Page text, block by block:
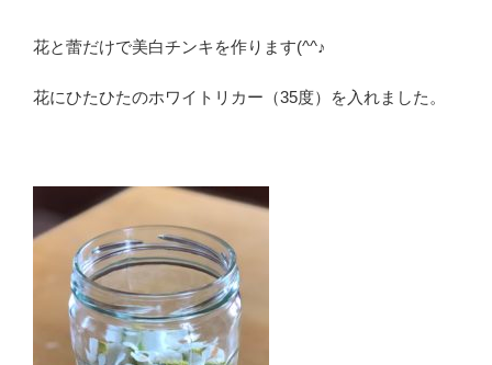
花と蕾だけで美白チンキを作ります(^^♪
花にひたひたのホワイトリカー（35度）を入れました。